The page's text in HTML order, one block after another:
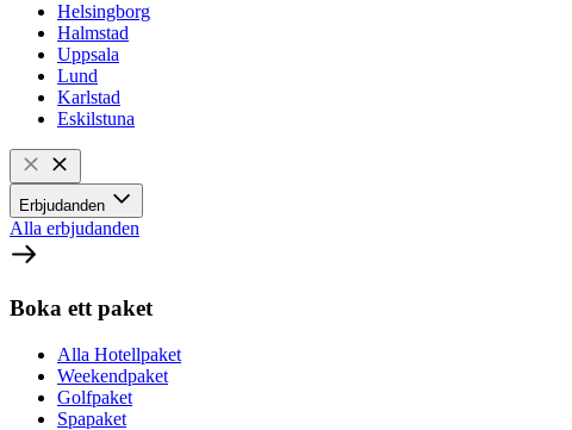
Helsingborg
Halmstad
Uppsala
Lund
Karlstad
Eskilstuna
Erbjudanden
Alla erbjudanden
Boka ett paket
Alla Hotellpaket
Weekendpaket
Golfpaket
Spapaket